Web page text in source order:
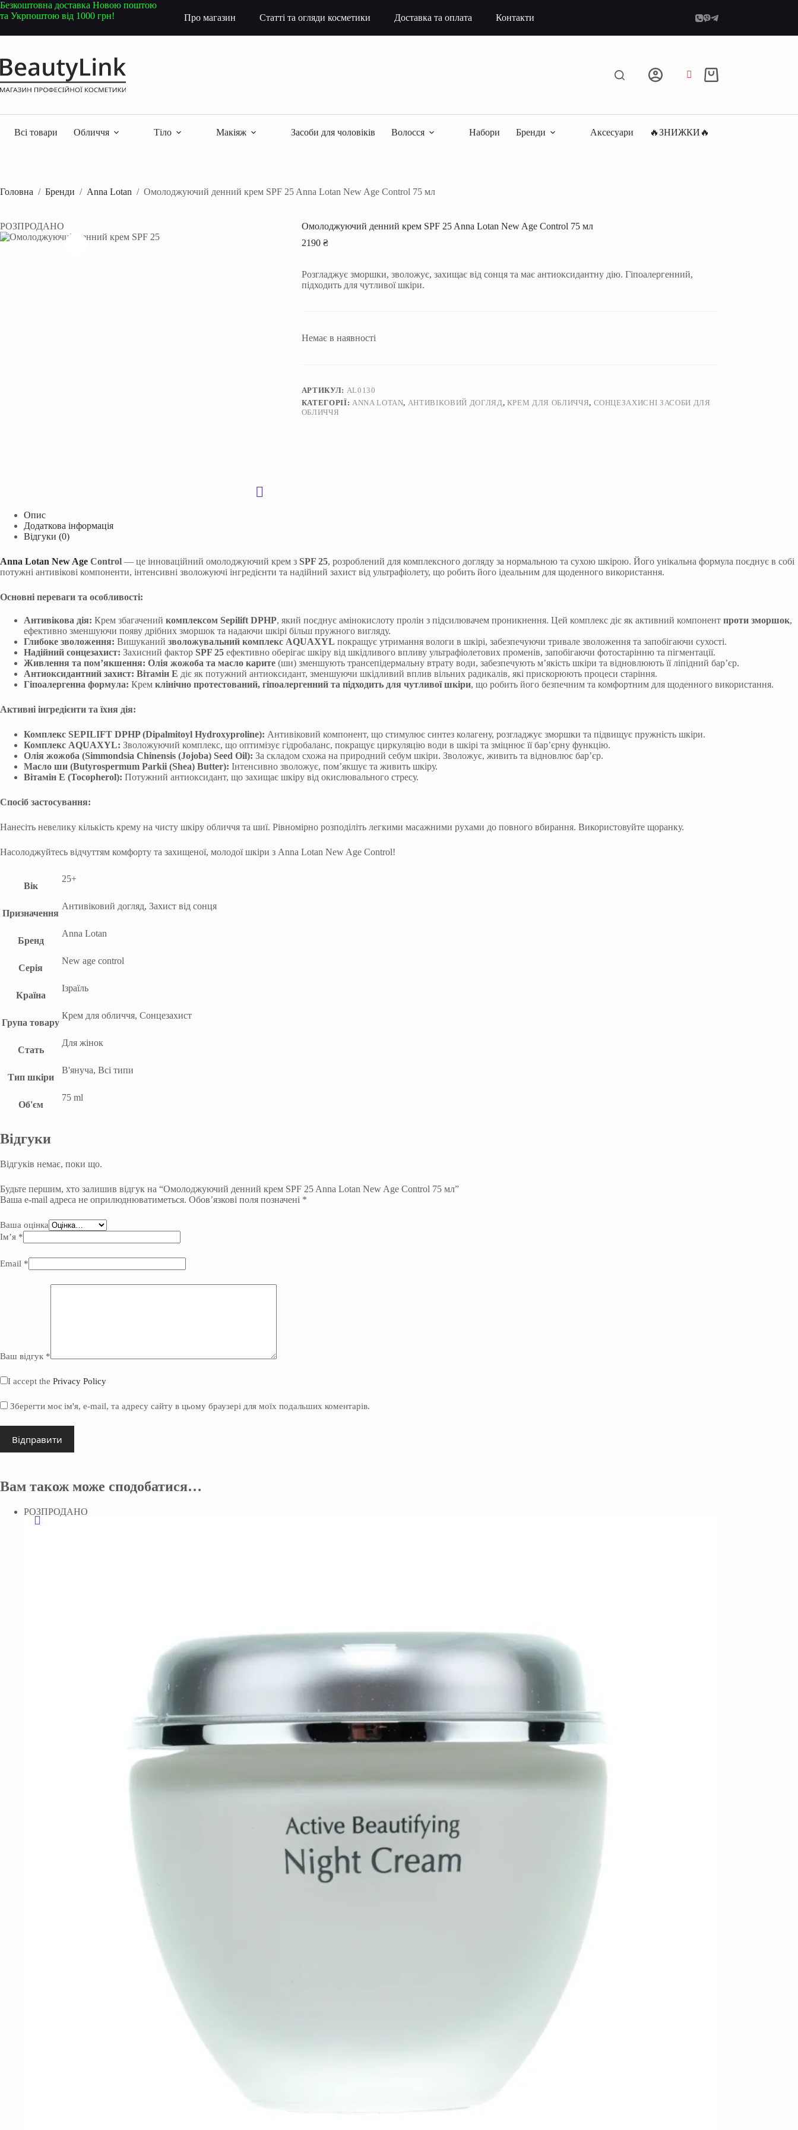
Перейти
до
Безкоштовна доставка Новою поштою
та Укрпоштою від 1000 грн!
Про магазин Статті та огляди косметики Доставка та оплата Контакти
Кошик
Всі товари Обличчя Тіло Макіяж Засоби для чоловіків Волосся Набори Бренди Аксесуари 🔥ЗНИЖКИ🔥
Головна / Бренди / Anna Lotan / Омолоджуючий денний крем SPF 25 Anna Lotan New Age Control 75 мл
РОЗПРОДАНО
Омолоджуючий денний крем SPF 25 Anna Lotan New Age Control 75 мл
2190 ₴
Розгладжує зморшки, зволожує, захищає від сонця та має антиоксидантну дію. Гіпоалергенний,
підходить для чутливої шкіри.
Немає в наявності
АРТИКУЛ: AL0130
КАТЕГОРІЇ: ANNA LOTAN, АНТИВІКОВИЙ ДОГЛЯД, КРЕМ ДЛЯ ОБЛИЧЧЯ, СОНЦЕЗАХИСНІ ЗАСОБИ ДЛЯ
ОБЛИЧЧЯ
Опис
Додаткова інформація
Відгуки (0)
Anna Lotan New Age Control — це інноваційний омолоджуючий крем з SPF 25, розроблений для комплексного догляду за нормальною та сухою шкірою. Його унікальна формула поєднує в собі
потужні антивікові компоненти, інтенсивні зволожуючі інгредієнти та надійний захист від ультрафіолету, що робить його ідеальним для щоденного використання.
Основні переваги та особливості:
Антивікова дія: Крем збагачений комплексом Sepilift DPHP, який поєднує амінокислоту пролін з підсилювачем проникнення. Цей комплекс діє як активний компонент проти зморшок,
ефективно зменшуючи появу дрібних зморшок та надаючи шкірі більш пружного вигляду.
Глибоке зволоження: Вишуканий зволожувальний комплекс AQUAXYL покращує утримання вологи в шкірі, забезпечуючи тривале зволоження та запобігаючи сухості.
Надійний сонцезахист: Захисний фактор SPF 25 ефективно оберігає шкіру від шкідливого впливу ультрафіолетових променів, запобігаючи фотостарінню та пігментації.
Живлення та пом’якшення: Олія жожоба та масло карите (ши) зменшують трансепідермальну втрату води, забезпечують м’якість шкіри та відновлюють її ліпідний бар’єр.
Антиоксидантний захист: Вітамін Е діє як потужний антиоксидант, зменшуючи шкідливий вплив вільних радикалів, які прискорюють процеси старіння.
Гіпоалергенна формула: Крем клінічно протестований, гіпоалергенний та підходить для чутливої ​​шкіри, що робить його безпечним та комфортним для щоденного використання.
Активні інгредієнти та їхня дія:
Комплекс SEPILIFT DPHP (Dipalmitoyl Hydroxyproline): Антивіковий компонент, що стимулює синтез колагену, розгладжує зморшки та підвищує пружність шкіри.
Комплекс AQUAXYL: Зволожуючий комплекс, що оптимізує гідробаланс, покращує циркуляцію води в шкірі та зміцнює її бар’єрну функцію.
Олія жожоба (Simmondsia Chinensis (Jojoba) Seed Oil): За складом схожа на природний себум шкіри. Зволожує, живить та відновлює бар’єр.
Масло ши (Butyrospermum Parkii (Shea) Butter): Інтенсивно зволожує, пом’якшує та живить шкіру.
Вітамін Е (Tocopherol): Потужний антиоксидант, що захищає шкіру від окислювального стресу.
Спосіб застосування:
Нанесіть невелику кількість крему на чисту шкіру обличчя та шиї. Рівномірно розподіліть легкими масажними рухами до повного вбирання. Використовуйте щоранку.
Насолоджуйтесь відчуттям комфорту та захищеної, молодої шкіри з Anna Lotan New Age Control!
Вік
25+
Призначення
Антивіковий догляд, Захист від сонця
Бренд
Anna Lotan
Серія
New age control
Країна
Ізраїль
Група товару
Крем для обличчя, Сонцезахист
Стать
Для жінок
Тип шкіри
В'януча, Всі типи
Об'єм
75 ml
Відгуки
Відгуків немає, поки що.
Будьте першим, хто залишив відгук на “Омолоджуючий денний крем SPF 25 Anna Lotan New Age Control 75 мл”
Ваша e-mail адреса не оприлюднюватиметься. Обов’язкові поля позначені *
Ваша оцінка
Ім’я *
Email *
Ваш відгук *
I accept the Privacy Policy
Зберегти моє ім'я, e-mail, та адресу сайту в цьому браузері для моїх подальших коментарів.
Відправити
Вам також може сподобатися…
РОЗПРОДАНО